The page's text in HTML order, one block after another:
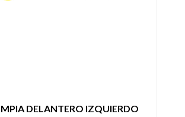
DELANTERO IZQUIERDO